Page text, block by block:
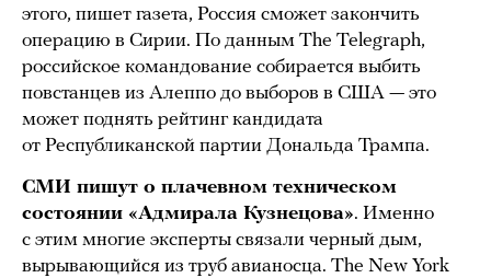
этого, пишет газета, Россия сможет закончить
операцию в Сирии. По данным The Telegraph,
российское командование собирается выбить
повстанцев из Алеппо до выборов в США — это
может поднять рейтинг кандидата
от Республиканской партии Дональда Трампа.
СМИ пишут о плачевном техническом
состоянии «Адмирала Кузнецова». Именно
с этим многие эксперты связали черный дым,
вырывающийся из труб авианосца. The New York